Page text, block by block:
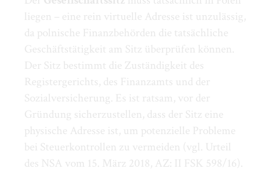
liegen – eine rein virtuelle Adresse ist unzulässig,
da polnische Finanzbehörden die tatsächliche
Geschäftstätigkeit am Sitz überprüfen können.
Der Sitz bestimmt die Zuständigkeit des
Registergerichts, des Finanzamts und der
Sozialversicherung. Es ist ratsam, vor der
Gründung sicherzustellen, dass der Sitz eine
physische Adresse ist, um potenzielle Probleme
bei Steuerkontrollen zu vermeiden (vgl. Urteil
des NSA vom 15. März 2018, AZ: II FSK 598/16).